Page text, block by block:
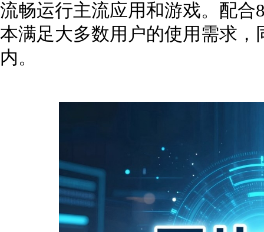
流畅运行主流应用和游戏。配合
本满足大多数用户的使用需求
内。